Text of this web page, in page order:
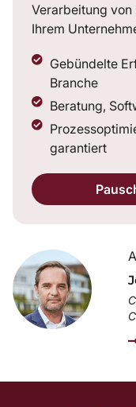
Verarbeitung von
Ihrem
Gebündelte
Branche
Beratung,
garantiert